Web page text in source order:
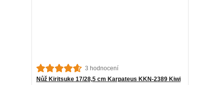
3 hodnocení
Nůž Kiritsuke 17/28,5 cm Karpateus KKN-2389 Kiwi